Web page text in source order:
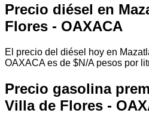
Precio diésel en
Flores - OAXACA
El precio del diésel hoy en
OAXACA es de $N/A pesos por
Precio gasolina
Villa de Flores -